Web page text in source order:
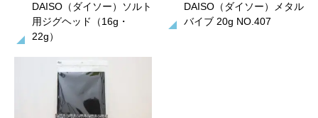
DAISO（ダイソー）ソルト
用ジグヘッド（16g・
22g）
DAISO（ダイソー）メタル
バイブ 20g NO.407